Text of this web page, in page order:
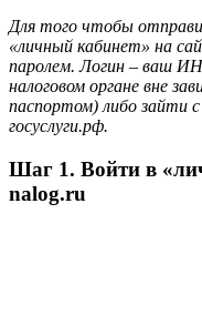
Для того чтобы
«личный кабинет» на
паролем. Логин – ваш
налоговом органе вне
паспортом) либо зайти
госуслуги.рф.
Шаг 1. Войти в
nalog.ru